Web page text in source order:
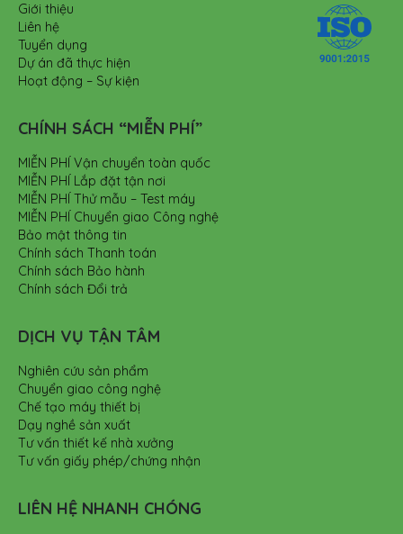
Giới thiệu
Liên hệ
Tuyển dụng
Dự án đã thực hiện
Hoạt động – Sự kiện
CHÍNH SÁCH “MIỄN PHÍ”
MIỄN PHÍ Vận chuyển toàn quốc
MIỄN PHÍ Lắp đặt tận nơi
MIỄN PHÍ Thử mẫu – Test máy
MIỄN PHÍ Chuyển giao Công nghệ
Bảo mật thông tin
Chính sách Thanh toán
Chính sách Bảo hành
Chính sách Đổi trả
DỊCH VỤ TẬN TÂM
Nghiên cứu sản phẩm
Chuyển giao công nghệ
Chế tạo máy thiết bị
Dạy nghề sản xuất
Tư vấn thiết kế nhà xưởng
Tư vấn giấy phép/chứng nhận
LIÊN HỆ NHANH CHÓNG